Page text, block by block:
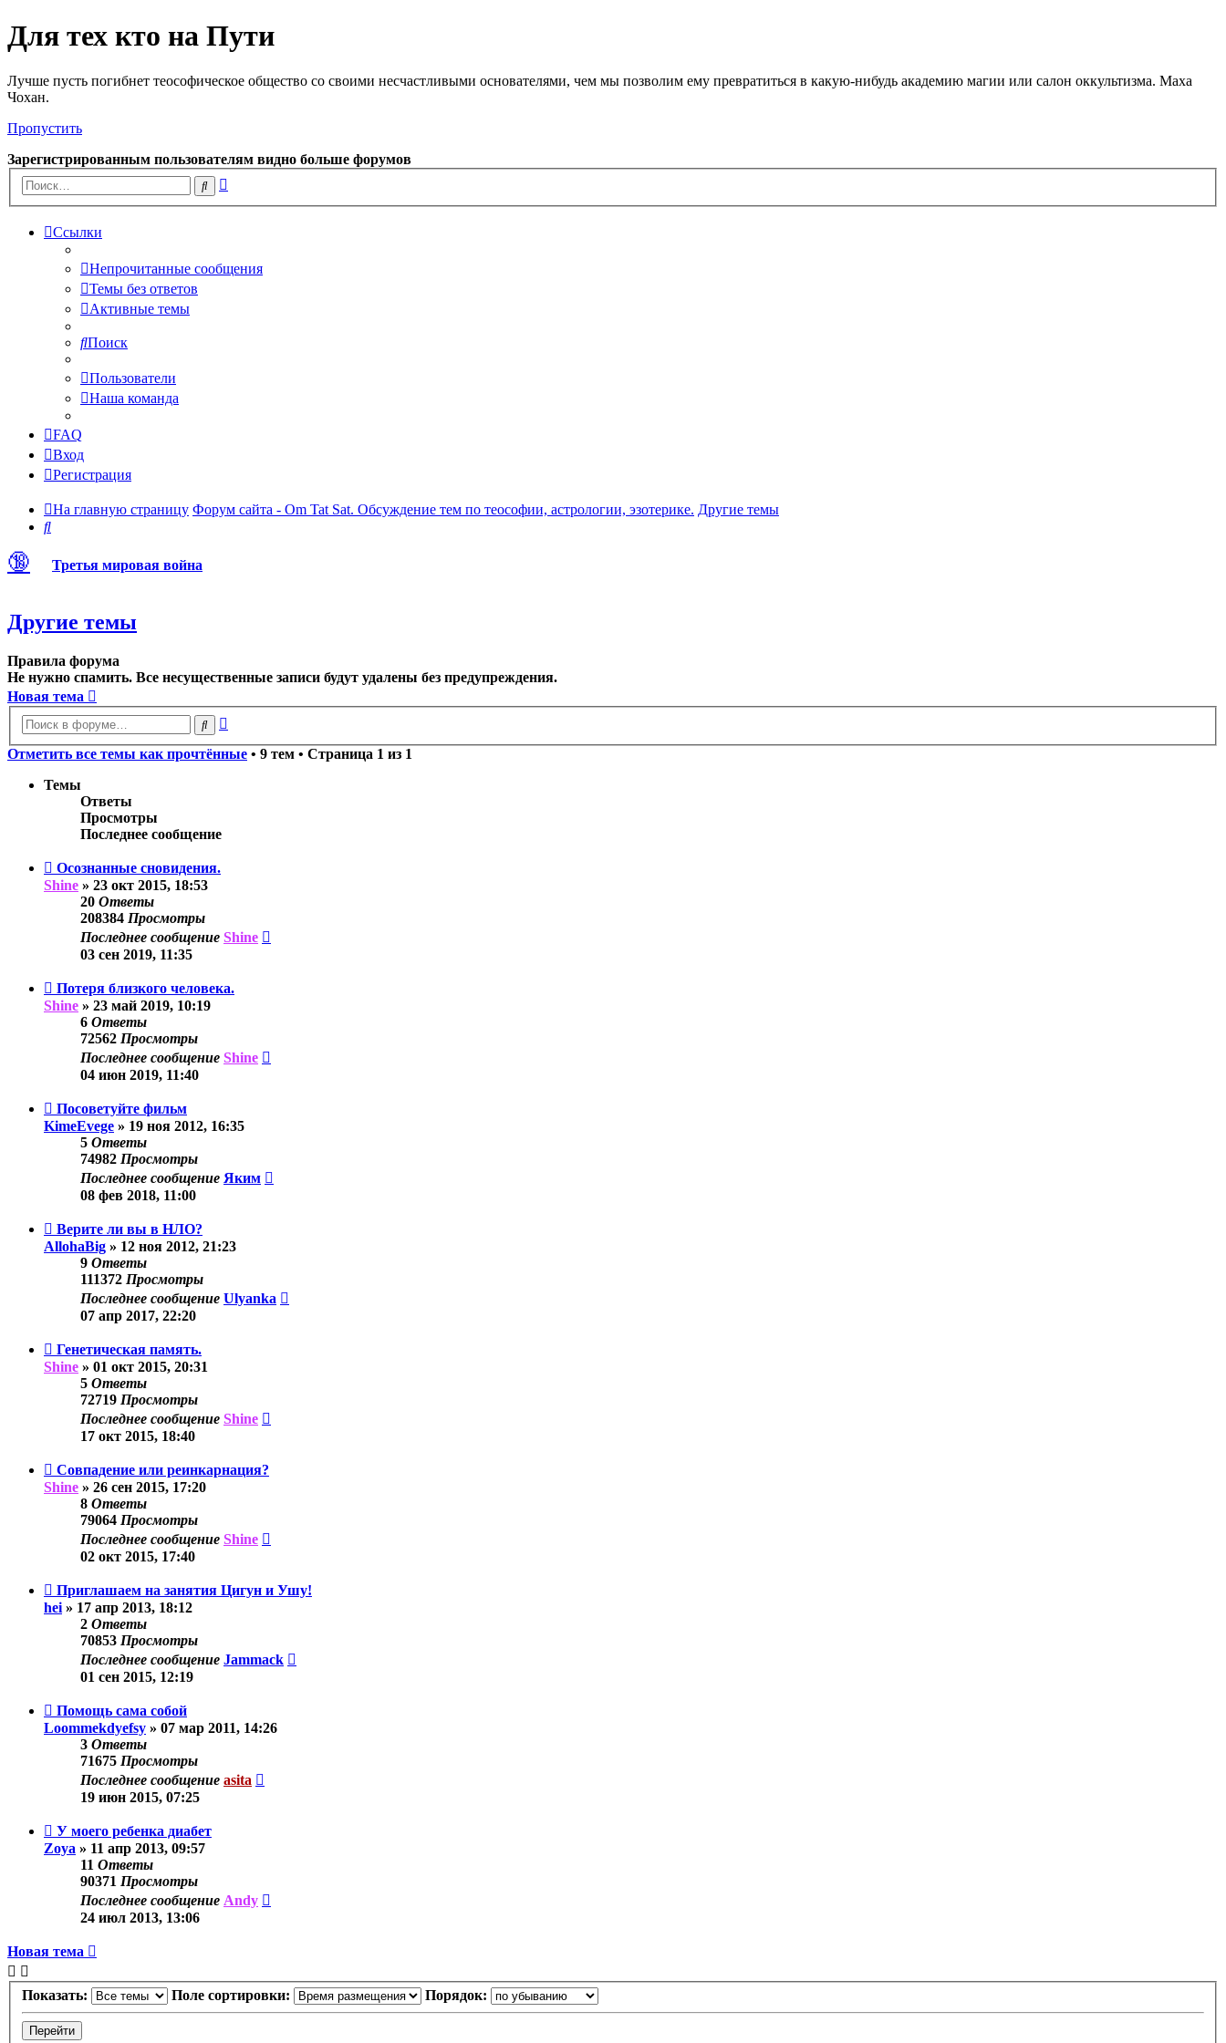
Для тех кто на Пути
Лучше пусть погибнет теософическое общество со своими несчастливыми основателями, чем мы позволим ему превратиться в какую-нибудь академию магии или салон оккультизма. Маха
Чохан.
Пропустить
Зарегистрированным пользователям видно больше форумов
Поиск
Ссылки
Непрочитанные сообщения
Темы без ответов
Активные темы
Поиск
Пользователи
Наша команда
FAQ
Вход
Регистрация
На главную страницу Форум сайта - Om Tat Sat. Обсуждение тем по теософии, астрологии, эзотерике. Другие темы
Поиск
🔞 Третья мировая война
Другие темы
Правила форума
Не нужно спамить. Все несущественные записи будут удалены без предупреждения.
Новая тема
Поиск
Отметить все темы как прочтённые • 9 тем • Страница 1 из 1
Темы
Ответы
Просмотры
Последнее сообщение
Осознанные сновидения.
Shine » 23 окт 2015, 18:53
20 Ответы
208384 Просмотры
Последнее сообщение Shine
03 сен 2019, 11:35
Потеря близкого человека.
Shine » 23 май 2019, 10:19
6 Ответы
72562 Просмотры
Последнее сообщение Shine
04 июн 2019, 11:40
Посоветуйте фильм
KimeEvege » 19 ноя 2012, 16:35
5 Ответы
74982 Просмотры
Последнее сообщение Яким
08 фев 2018, 11:00
Верите ли вы в НЛО?
AllohaBig » 12 ноя 2012, 21:23
9 Ответы
111372 Просмотры
Последнее сообщение Ulyanka
07 апр 2017, 22:20
Генетическая память.
Shine » 01 окт 2015, 20:31
5 Ответы
72719 Просмотры
Последнее сообщение Shine
17 окт 2015, 18:40
Совпадение или реинкарнация?
Shine » 26 сен 2015, 17:20
8 Ответы
79064 Просмотры
Последнее сообщение Shine
02 окт 2015, 17:40
Приглашаем на занятия Цигун и Ушу!
hei » 17 апр 2013, 18:12
2 Ответы
70853 Просмотры
Последнее сообщение Jammack
01 сен 2015, 12:19
Помощь сама собой
Loommekdyefsy » 07 мар 2011, 14:26
3 Ответы
71675 Просмотры
Последнее сообщение asita
19 июн 2015, 07:25
У моего ребенка диабет
Zoya » 11 апр 2013, 09:57
11 Ответы
90371 Просмотры
Последнее сообщение Andy
24 июл 2013, 13:06
Новая тема
Показать: Поле сортировки: Порядок: